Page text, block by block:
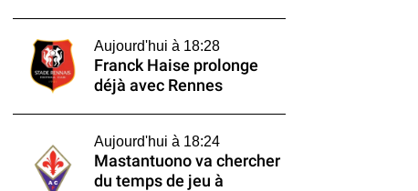
Aujourd'hui à 18:28
Franck Haise prolonge
déjà avec Rennes
Aujourd'hui à 18:24
Mastantuono va chercher
du temps de jeu à